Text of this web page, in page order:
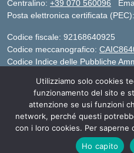
Centralino: +39 070 560096
Posta elettronica certificata (PEC):
Codice fiscale: 92168640925
Codice meccanografico:
Codice Indice delle Pubbliche
IBAN - IT 46 W
Utilizziamo solo cookies
funzionamento del sito e
attenzione se usi funzioni
network, perché questi
con i loro cookies. Per saperne
Ho capito